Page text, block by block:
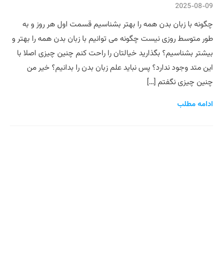
2025-08-09
چگونه با زبان بدن همه را بهتر بشناسیم قسمت اول هر روز و به
طور متوسط روزی نیست چگونه می توانیم با زبان بدن همه را بهتر و
بیشتر بشناسیم؟ بگذارید خیالتان را راحت کنم چنین چیزی اصلا با
این متد وجود ندارد؟ پس نباید علم زبان بدن را بدانیم؟ خیر من
چنین چیزی نگفتم […]
ادامه مطلب